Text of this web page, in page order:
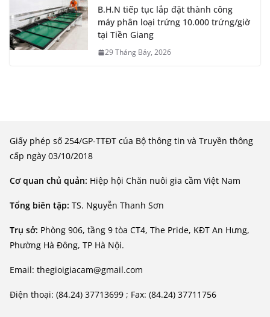
B.H.N tiếp tục lắp đặt thành công
máy phân loại trứng 10.000 trứng/giờ
tại Tiền Giang
29 Tháng Bảy, 2026
Giấy phép số 254/GP-TTĐT của Bộ thông tin và Truyền thông
cấp ngày 03/10/2018
Cơ quan chủ quản: Hiệp hội Chăn nuôi gia cầm Việt Nam
Tổng biên tập: TS. Nguyễn Thanh Sơn
Trụ sở: Phòng 906, tầng 9 tòa CT4, The Pride, KĐT An Hưng,
Phường Hà Đông, TP Hà Nội.
Email: thegioigiacam@gmail.com
Điện thoại: (84.24) 37713699 ; Fax: (84.24) 37711756